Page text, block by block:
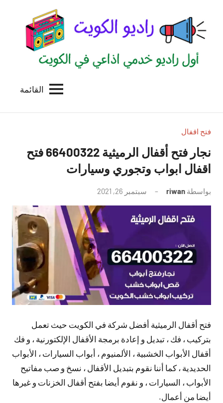
المحتوى
الكويت
للاعلانات
بالكويت
القائمة
فتح اقفال
نجار فتح أقفال الرميثية 66400322 فتح
اقفال ابواب وتجوري وسيارات
بواسطة riwan سبتمبر 26, 2021
توجد
تعليقات
فتح أقفال الرميثية أفضل شركة في الكويت حيث تعمل
بتركيب ، فك ، تبديل و إعادة برمجة الأقفال الإلكتورنية ، و فك
أقفال الأبواب الخشبية ، الألمنيوم ، أبواب السيارات ، الأبواب
الحديدية ، كما أننا نقوم بتبديل الأقفال ، نسخ و صب مفاتيح
الأبواب ، السيارات ، و نقوم أيضا بفتح أقفال الخزنات و غيرها
أيضا من أعمال.